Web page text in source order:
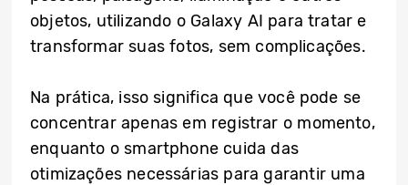
objetos, utilizando o Galaxy AI para tratar e
transformar suas fotos, sem complicações.
Na prática, isso significa que você pode se
concentrar apenas em registrar o momento,
enquanto o smartphone cuida das
otimizações necessárias para garantir uma